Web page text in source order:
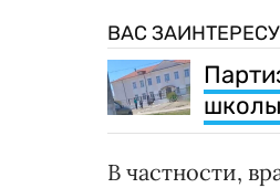
ВАС
В частности,